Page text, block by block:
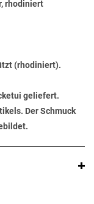
rhodiniert
(rhodiniert).
geliefert.
Der Schmuck